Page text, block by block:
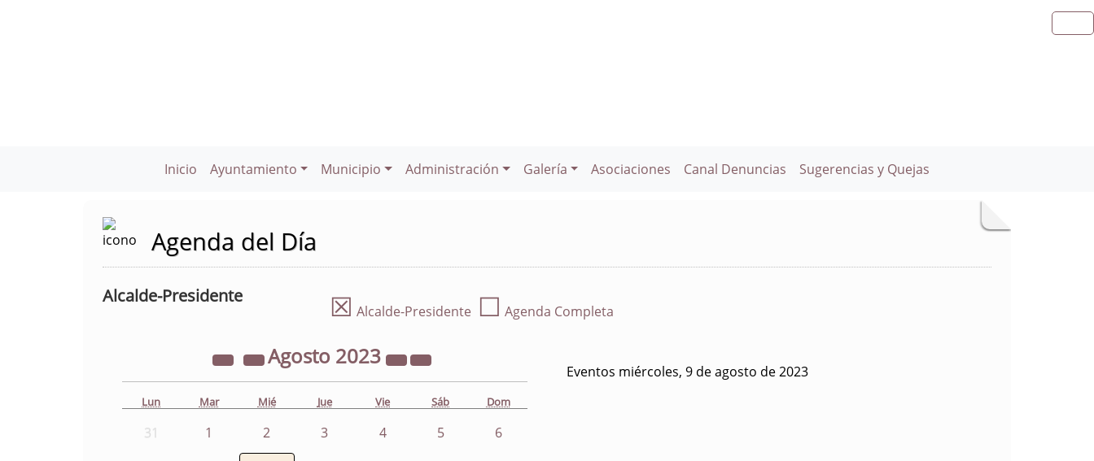
Inicio Ayuntamiento Municipio Administración Galería Asociaciones Canal Denuncias Sugerencias y Quejas
Agenda del Día
Alcalde-Presidente ☒ Alcalde-Presidente ☐ Agenda Completa
Agosto 2023
Lun Mar Mié Jue Vie Sáb Dom
31 1 2 3 4 5 6
Eventos miércoles, 9 de agosto de 2023